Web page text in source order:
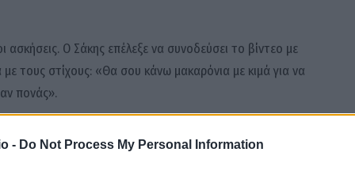
- Do Not Process My Personal Information
Ο Σάκης επέλεξε να συνοδεύσει το βίντεο με
τους στίχους: «Θα σου κάνω μακαρόνια με κιμά για να
πονάς».
«Το κίνητρό σου στο γυμναστήριο».